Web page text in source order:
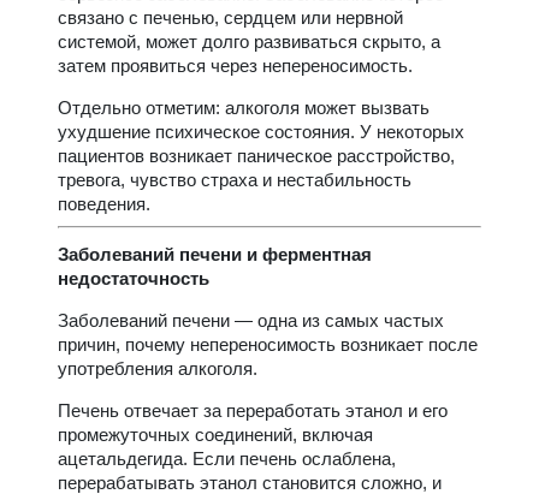
связано с печенью, сердцем или нервной
системой, может долго развиваться скрыто, а
затем проявиться через непереносимость.
Отдельно отметим: алкоголя может вызвать
ухудшение психическое состояния. У некоторых
пациентов возникает паническое расстройство,
тревога, чувство страха и нестабильность
поведения.
Заболеваний печени и ферментная
недостаточность
Заболеваний печени — одна из самых частых
причин, почему непереносимость возникает после
употребления алкоголя.
Печень отвечает за переработать этанол и его
промежуточных соединений, включая
ацетальдегида. Если печень ослаблена,
перерабатывать этанол становится сложно, и